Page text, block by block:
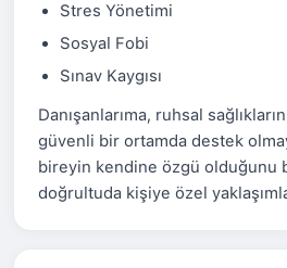
Stres Yönetimi
Sosyal Fobi
Sınav Kaygısı
Danışanlarıma, ruhsal
güvenli bir ortamda destek
bireyin kendine özgü olduğunu
doğrultuda kişiye özel